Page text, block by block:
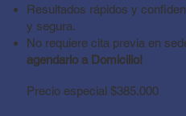
Resultados rápidos y
y segura.
No requiere cita previa en
agendarlo a Domicilio!
Precio especial $385.000